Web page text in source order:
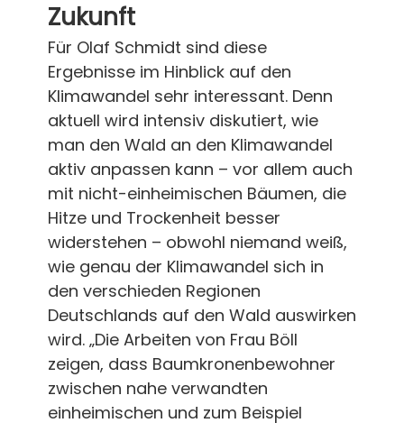
Zukunft
Für Olaf Schmidt sind diese
Ergebnisse im Hinblick auf den
Klimawandel sehr interessant. Denn
aktuell wird intensiv diskutiert, wie
man den Wald an den Klimawandel
aktiv anpassen kann – vor allem auch
mit nicht-einheimischen Bäumen, die
Hitze und Trockenheit besser
widerstehen – obwohl niemand weiß,
wie genau der Klimawandel sich in
den verschieden Regionen
Deutschlands auf den Wald auswirken
wird. „Die Arbeiten von Frau Böll
zeigen, dass Baumkronenbewohner
zwischen nahe verwandten
einheimischen und zum Beispiel